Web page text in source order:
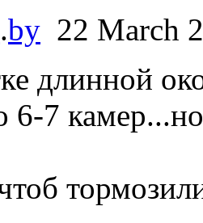
.by 22 March
длинной
6-7